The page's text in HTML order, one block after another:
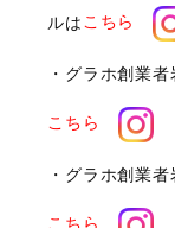
ルはこちら
・グラホ創業
こちら
・グラホ創業
こちら